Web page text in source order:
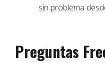
sin problema
Preguntas